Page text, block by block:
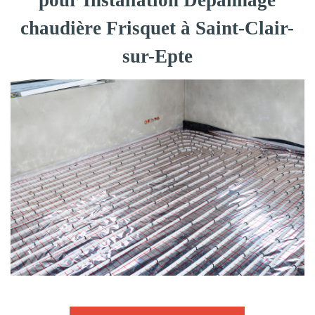
chaudière Frisquet à Saint-Clair-
sur-Epte